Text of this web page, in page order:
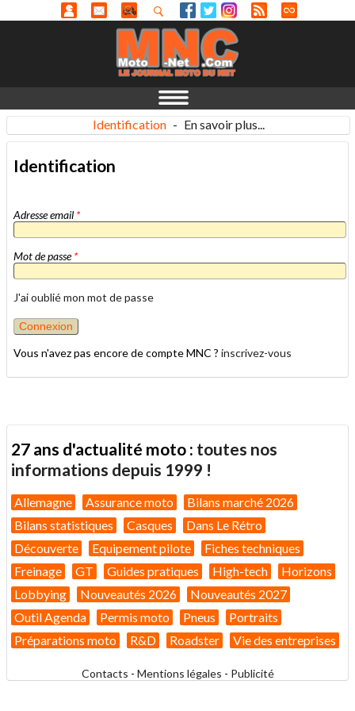
Identification - En savoir plus...
Identification
Adresse email *
Mot de passe*
J'ai oublié mon mot de passe
Vous n'avez pas encore de compte MNC ? inscrivez-vous
27 ans d'actualité moto : toutes nos
informations depuis 1999 !
Allemagne Assurance moto
Bilans marché 2026
Bilans statistiques
Casques
Dans Le Rétro
Découverte
Equipement pilote
Fiches techniques
Freinage
GT Guides pratiques High-tech
Horizons
Lobbying
Nouveautés 2026
Nouveautés 2027
Outil Agenda
Permis moto Pneus
Portraits
Préparations moto
R&D Roadster Vie des entreprises
Contacts - Mentions légales - Publicité